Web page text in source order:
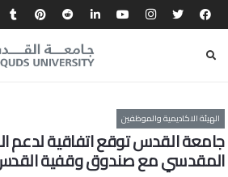
الهيئة الاكاديمية والموظفين
جامعة القدس توقع اتفاقية لدعم
المقدسي مع صندوق وقفية